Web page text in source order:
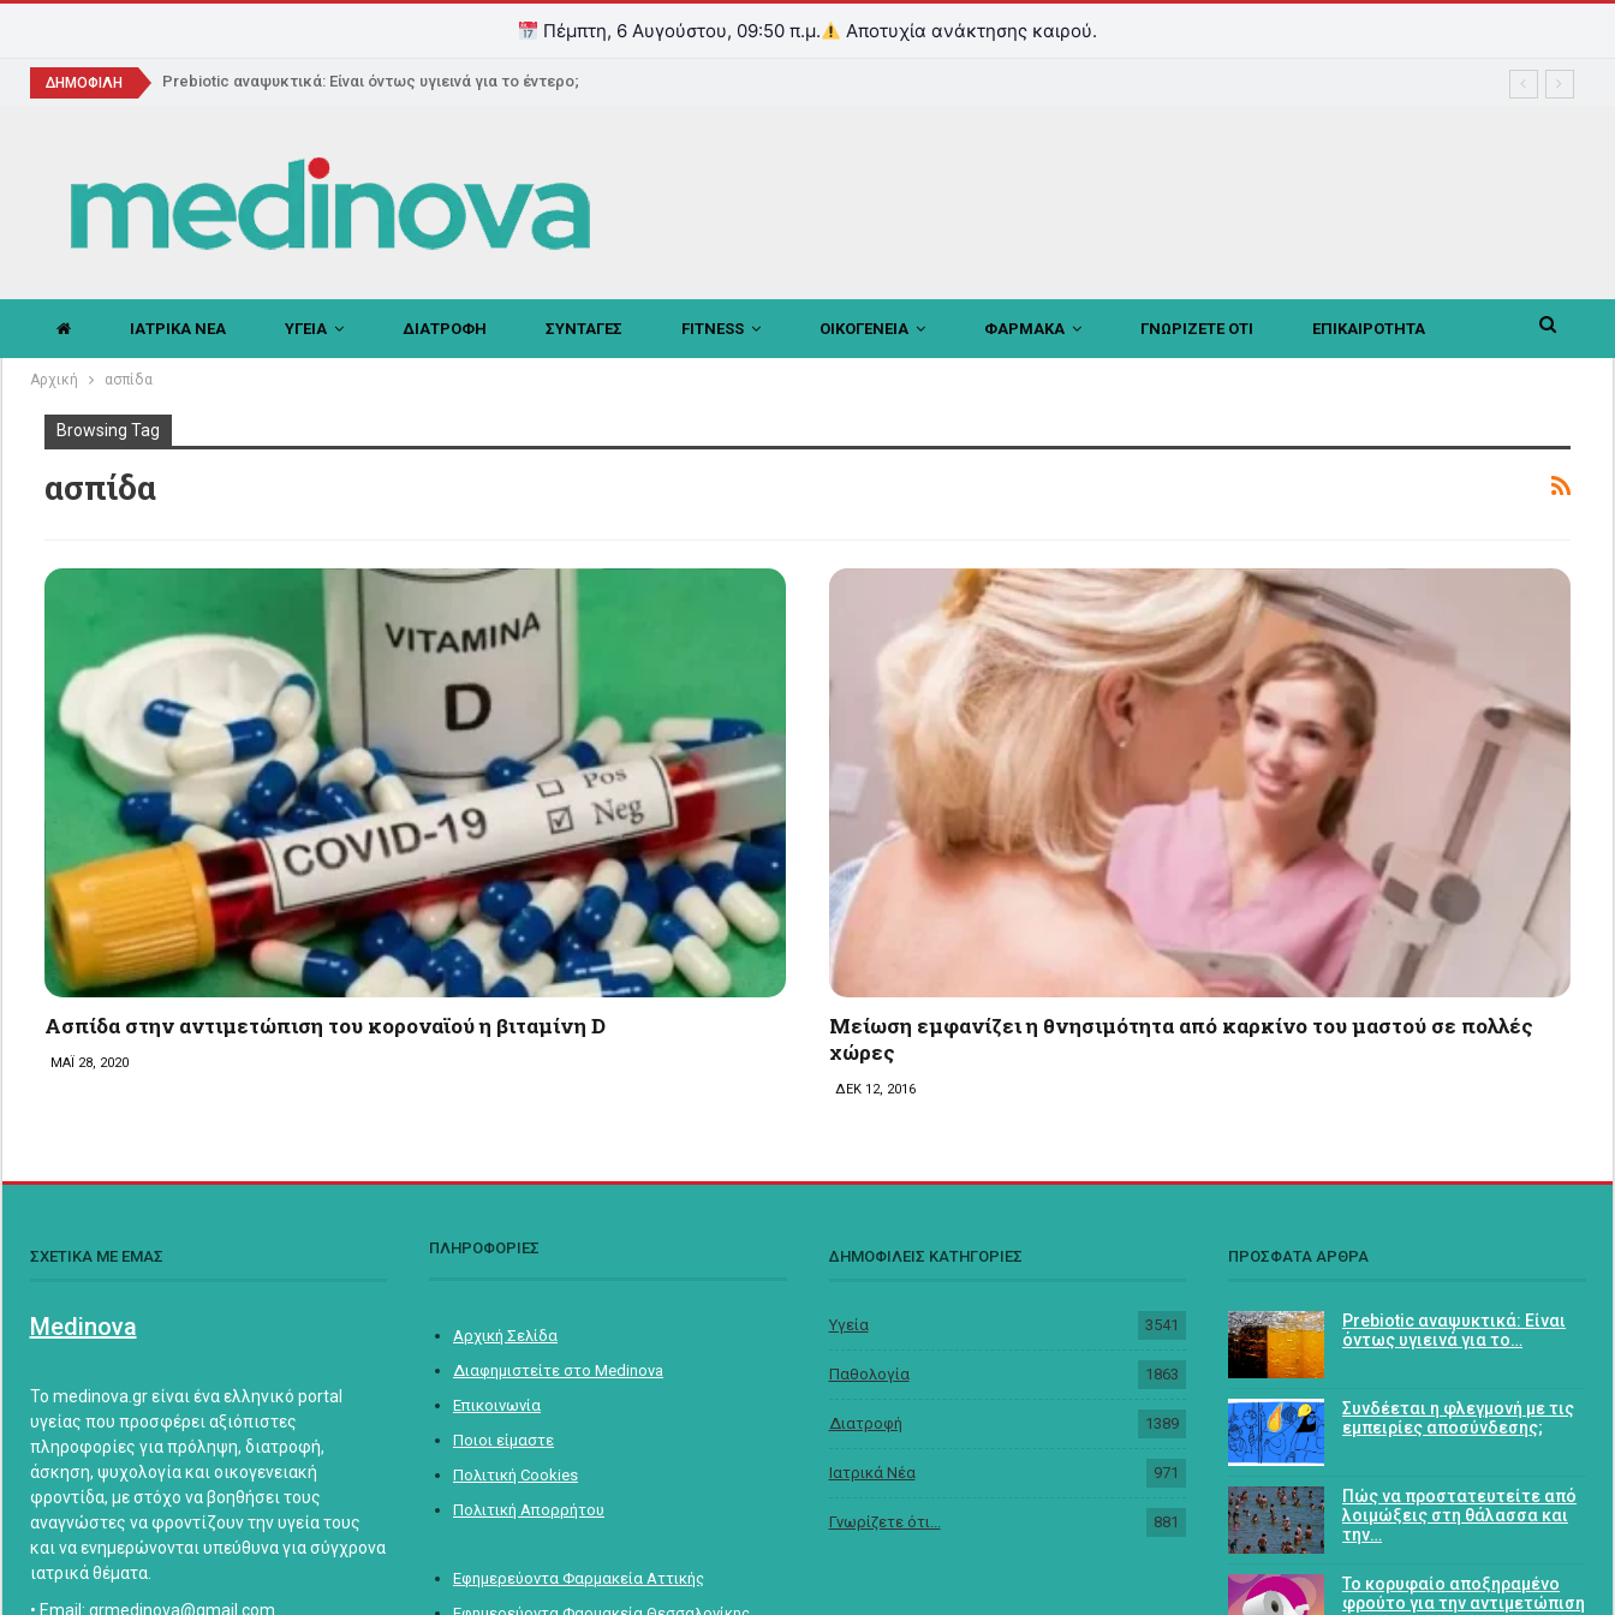
Πέμπτη, 6 Αυγούστου, 09:50 π.μ. Αποτυχία ανάκτησης καιρού.
ΔΗΜΟΦΙΛΗ Prebiotic αναψυκτικά: Είναι όντως υγιεινά για το έντερο;
ΙΑΤΡΙΚΑ ΝΕΑ ΥΓΕΙΑ ΔΙΑΤΡΟΦΗ ΣΥΝΤΑΓΕΣ FITNESS ΟΙΚΟΓΕΝΕΙΑ ΦΑΡΜΑΚΑ ΓΝΩΡΙΖΕΤΕ ΟΤΙ ΕΠΙΚΑΙΡΟΤΗΤΑ
Αρχική ασπίδα
Browsing Tag
ασπίδα
Ασπίδα στην αντιμετώπιση του κοροναϊού η βιταμίνη D
ΜΑΪ 28, 2020
Μείωση εμφανίζει η θνησιμότητα από καρκίνο του μαστού σε πολλές
χώρες
ΔΕΚ 12, 2016
ΣΧΕΤΙΚΑ ΜΕ ΕΜΑΣ
Medinova
Το medinova.gr είναι ένα ελληνικό portal
υγείας που προσφέρει αξιόπιστες
πληροφορίες για πρόληψη, διατροφή,
άσκηση, ψυχολογία και οικογενειακή
φροντίδα, με στόχο να βοηθήσει τους
αναγνώστες να φροντίζουν την υγεία τους
και να ενημερώνονται υπεύθυνα για σύγχρονα
ιατρικά θέματα.
• Email: grmedinova@gmail.com
ΠΛΗΡΟΦΟΡΙΕΣ
Αρχική Σελίδα
Διαφημιστείτε στο Medinova
Επικοινωνία
Ποιοι είμαστε
Πολιτική Cookies
Πολιτική Απορρήτου
Εφημερεύοντα Φαρμακεία Αττικής
ΔΗΜΟΦΙΛΕΙΣ ΚΑΤΗΓΟΡΙΕΣ
Υγεία 3541
Παθολογία 1863
Διατροφή 1389
Ιατρικά Νέα 971
Γνωρίζετε ότι... 881
ΠΡΟΣΦΑΤΑ ΑΡΘΡΑ
Prebiotic αναψυκτικά: Είναι
όντως υγιεινά για το…
Συνδέεται η φλεγμονή με τις
εμπειρίες αποσύνδεσης;
Πώς να προστατευτείτε από
λοιμώξεις στη θάλασσα και
την…
Το κορυφαίο αποξηραμένο
φρούτο για την αντιμετώπιση